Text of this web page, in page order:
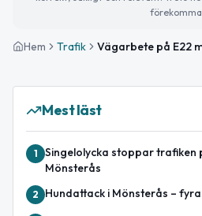
Hem Trafik
Mest läst
1
Singelolycka stoppar trafiken
Mönsterås
2 Hundattack i Mönsterås –